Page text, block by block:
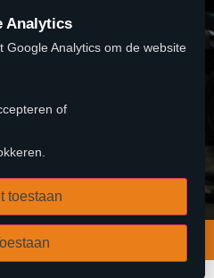
B.V. | Ontwerp door
Analytics
Google Analytics om de website
of
toestaan